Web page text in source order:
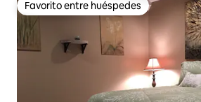
Favorito entre huéspedes
Favorito entre huéspedes